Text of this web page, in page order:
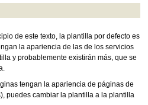
de este texto, la plantilla por defecto es
la apariencia de las de los servicios
y probablemente existirán más, que se
tengan la apariencia de páginas de
puedes cambiar la plantilla a la plantilla